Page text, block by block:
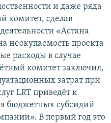
и даже ряда
комитет, сделав
«Астана
неокупаемость проекта
расходы в случае
комитет заключил,
затрат при
LRT приведёт к
бюджетных субсидий
В первый год это